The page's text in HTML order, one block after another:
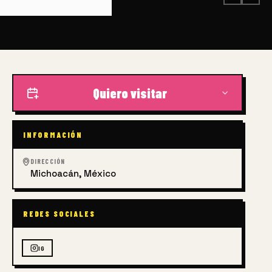
Quiero visitar
INFORMACIÓN
DIRECCIÓN
Michoacán, México
REDES SOCIALES
IG